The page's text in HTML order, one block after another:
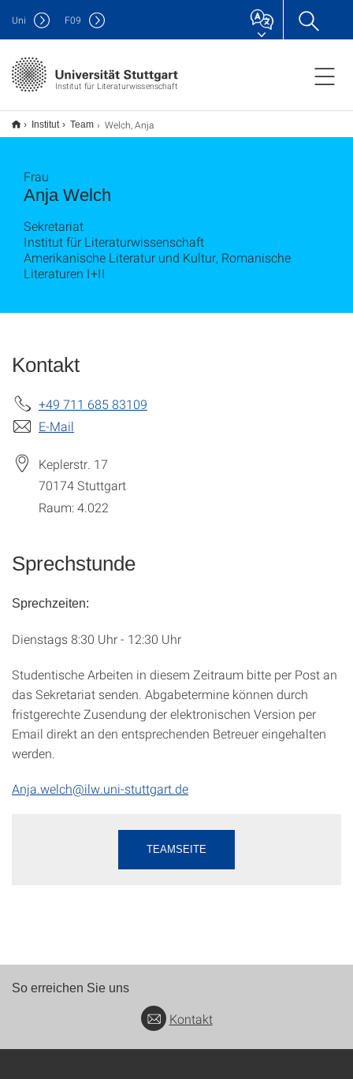
Institut für Literaturwissenschaft
Uni F09
Institut Team Welch, Anja
Anja Welch
Frau
Sekretariat
Institut für Literaturwissenschaft
Amerikanische Literatur und Kultur, Romanische
Literaturen I+II
Kontakt
+49 711 685 83109
E-Mail
Keplerstr. 17
70174Stuttgart
Raum: 4.022
Sprechstunde
Sprechzeiten:
Dienstags 8:30 Uhr - 12:30 Uhr
Studentische Arbeiten in diesem Zeitraum bitte per Post an
das Sekretariat senden. Abgabetermine können durch
fristgerechte Zusendung der elektronischen Version per
Email direkt an den entsprechenden Betreuer eingehalten
werden.
Anja.welch@ilw.uni-stuttgart.de
TEAMSEITE
So erreichen Sie uns
Kontakt